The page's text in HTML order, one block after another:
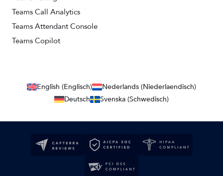
Teams Call Analytics
Teams Attendant Console
Teams Copilot
English (Englisch)
Nederlands (Niederlaendisch)
Deutsch
Svenska (Schwedisch)